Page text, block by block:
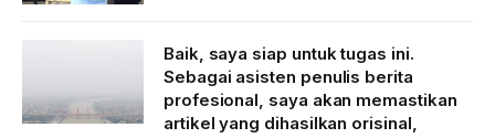
Baik, saya siap untuk tugas ini.
Sebagai asisten penulis berita
profesional, saya akan memastikan
artikel yang dihasilkan orisinal,